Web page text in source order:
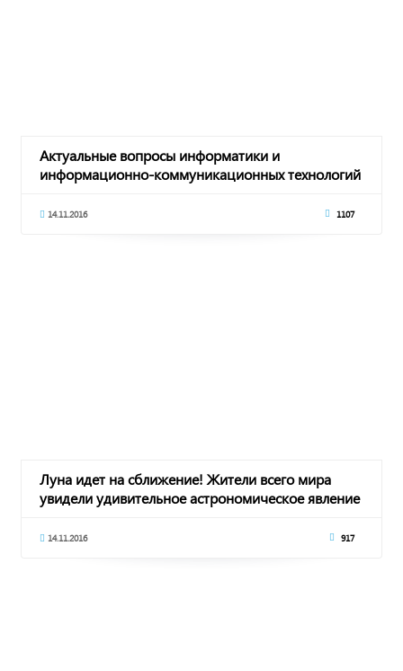
Актуальные вопросы информатики и
информационно-коммуникационных технологий
14.11.2016 1107
Луна идет на сближение! Жители всего мира
увидели удивительное астрономическое явление
14.11.2016 917